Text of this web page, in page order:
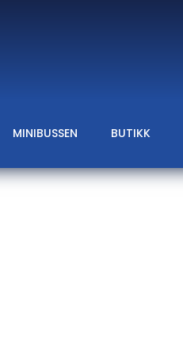
MINIBUSSEN BUTIKK